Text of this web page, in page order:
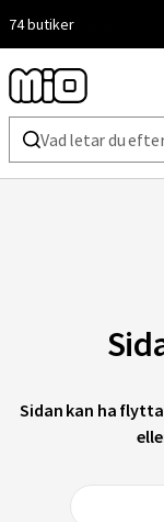
74 butiker
Fri frakt till butik
Sidan kan ha